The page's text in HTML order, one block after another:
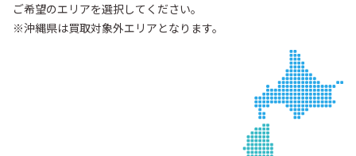
ご希望のエリアを選択してください。
※沖縄県は買取対象外エリアとなります。